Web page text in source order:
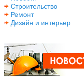
Строительство
Ремонт
Дизайн и интерьер